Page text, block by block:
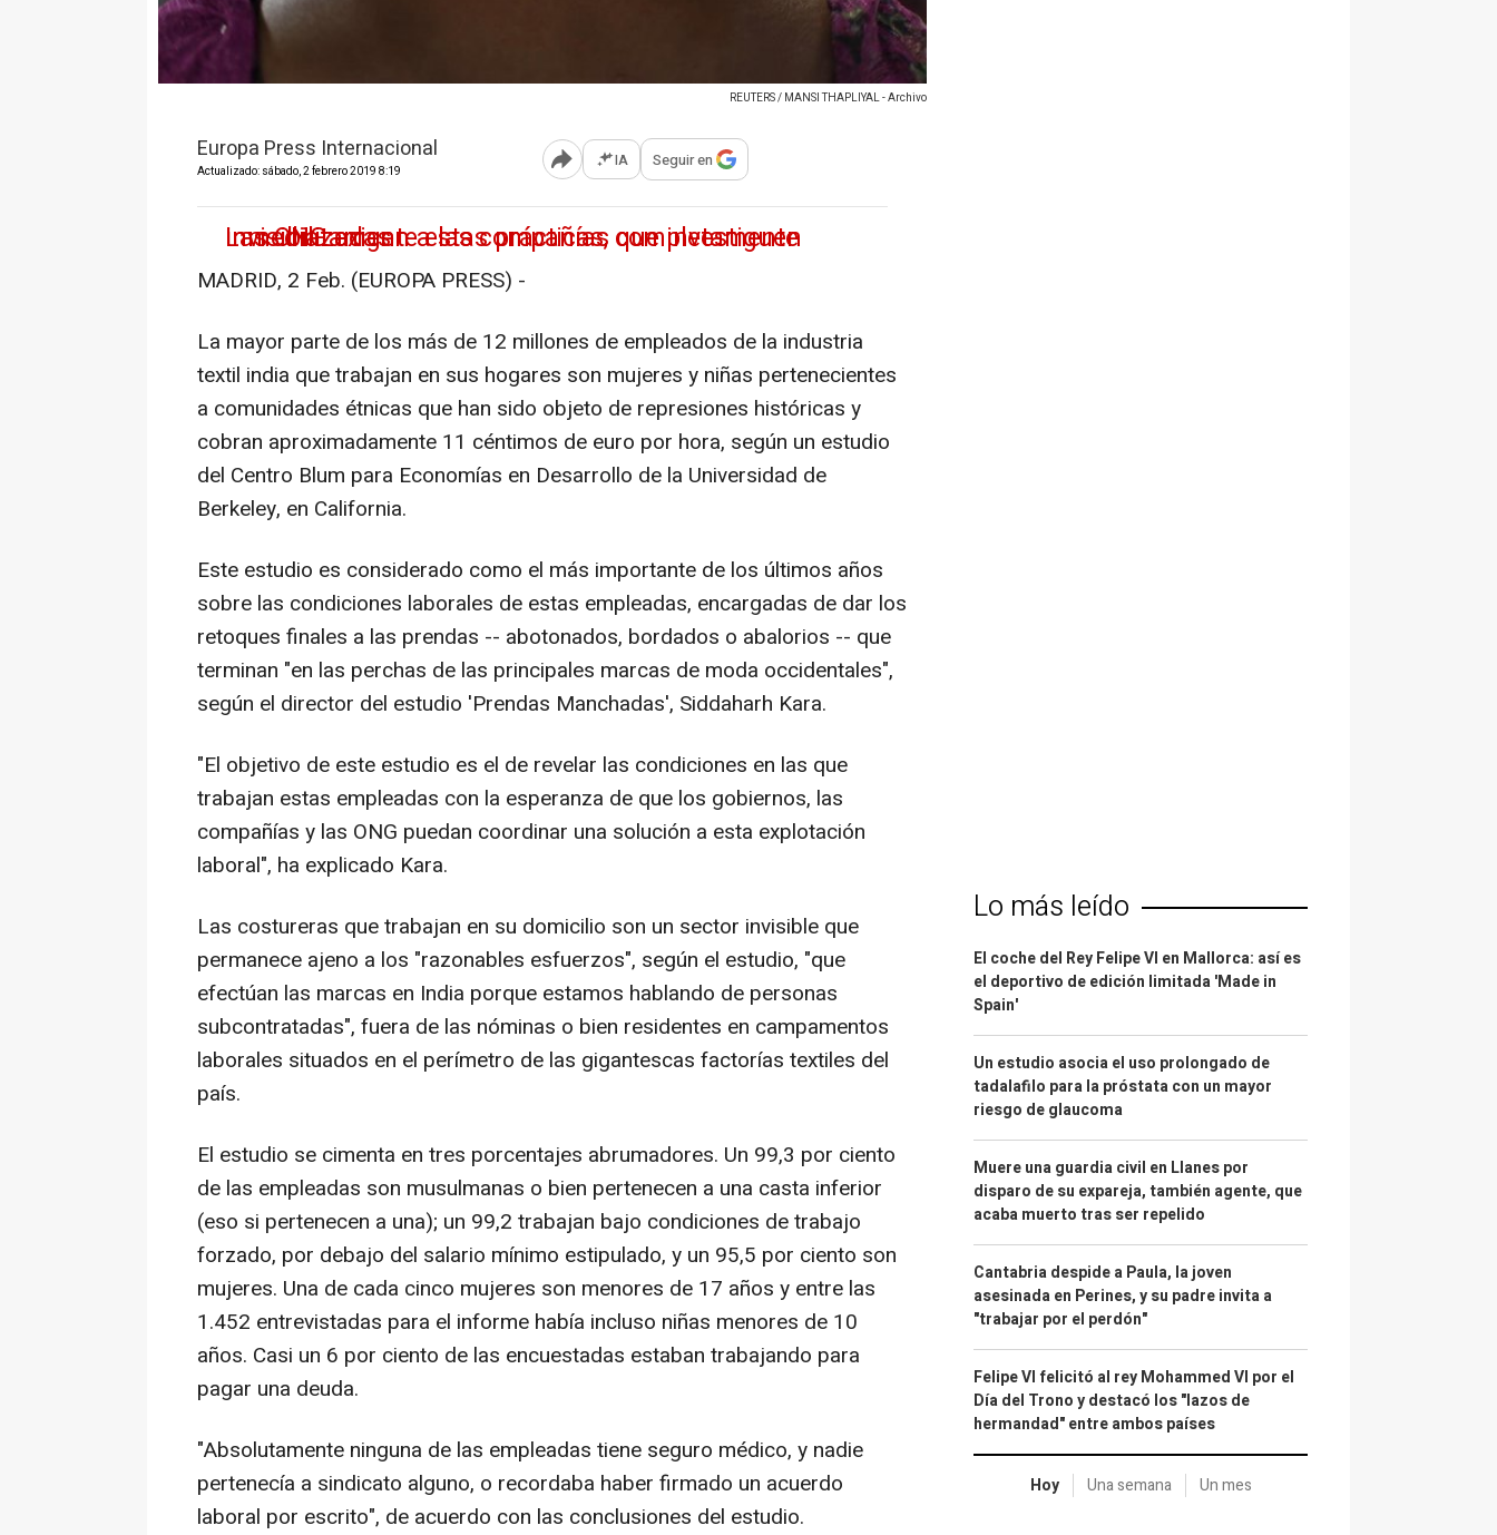
REUTERS / MANSI THAPLIYAL - Archivo
Europa Press Internacional
Actualizado: sábado, 2 febrero 2019 8:19 Abrir opciones para compartir
IA Seguir en
Las ONG exigen a las compañías que investiguen inmediatamente estas prácticas, completamente invisibilizadas
MADRID, 2 Feb. (EUROPA PRESS) -
La mayor parte de los más de 12 millones de empleados de la industria
textil india que trabajan en sus hogares son mujeres y niñas pertenecientes
a comunidades étnicas que han sido objeto de represiones históricas y
cobran aproximadamente 11 céntimos de euro por hora, según un estudio
del Centro Blum para Economías en Desarrollo de la Universidad de
Berkeley, en California.
Este estudio es considerado como el más importante de los últimos años
sobre las condiciones laborales de estas empleadas, encargadas de dar los
retoques finales a las prendas -- abotonados, bordados o abalorios -- que
terminan "en las perchas de las principales marcas de moda occidentales",
según el director del estudio 'Prendas Manchadas', Siddaharh Kara.
"El objetivo de este estudio es el de revelar las condiciones en las que
trabajan estas empleadas con la esperanza de que los gobiernos, las
compañías y las ONG puedan coordinar una solución a esta explotación
laboral", ha explicado Kara.
Las costureras que trabajan en su domicilio son un sector invisible que
permanece ajeno a los "razonables esfuerzos", según el estudio, "que
efectúan las marcas en India porque estamos hablando de personas
subcontratadas", fuera de las nóminas o bien residentes en campamentos
laborales situados en el perímetro de las gigantescas factorías textiles del
país.
El estudio se cimenta en tres porcentajes abrumadores. Un 99,3 por ciento
de las empleadas son musulmanas o bien pertenecen a una casta inferior
(eso si pertenecen a una); un 99,2 trabajan bajo condiciones de trabajo
forzado, por debajo del salario mínimo estipulado, y un 95,5 por ciento son
mujeres. Una de cada cinco mujeres son menores de 17 años y entre las
1.452 entrevistadas para el informe había incluso niñas menores de 10
años. Casi un 6 por ciento de las encuestadas estaban trabajando para
pagar una deuda.
"Absolutamente ninguna de las empleadas tiene seguro médico, y nadie
pertenecía a sindicato alguno, o recordaba haber firmado un acuerdo
laboral por escrito", de acuerdo con las conclusiones del estudio.
Lo más leído
El coche del Rey Felipe VI en Mallorca: así es
el deportivo de edición limitada 'Made in
Spain'
Un estudio asocia el uso prolongado de
tadalafilo para la próstata con un mayor
riesgo de glaucoma
Muere una guardia civil en Llanes por
disparo de su expareja, también agente, que
acaba muerto tras ser repelido
Cantabria despide a Paula, la joven
asesinada en Perines, y su padre invita a
"trabajar por el perdón"
Felipe VI felicitó al rey Mohammed VI por el
Día del Trono y destacó los "lazos de
hermandad" entre ambos países
Hoy Una semana Un mes